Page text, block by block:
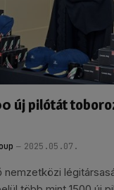
új pilótát
2025.05.07.